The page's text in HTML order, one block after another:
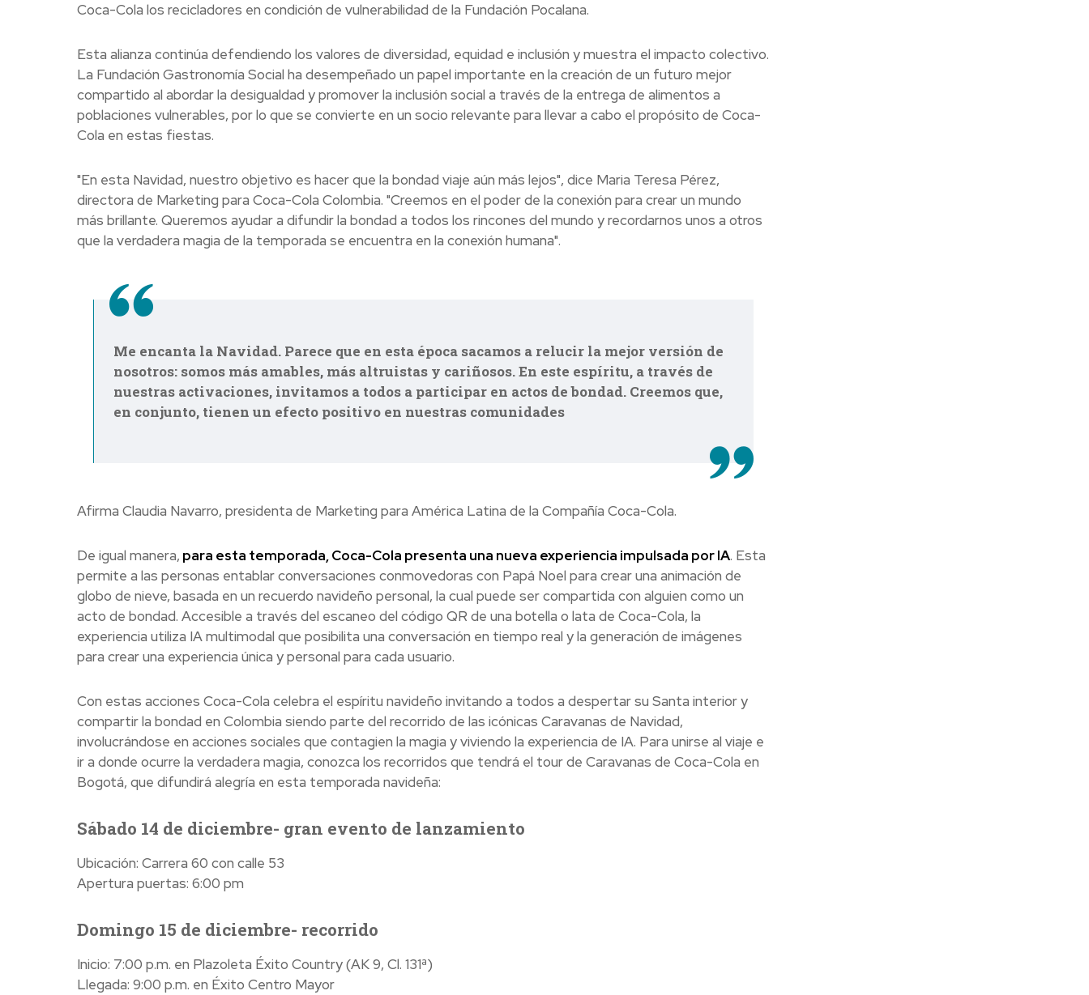
Coca-Cola los recicladores en condición de vulnerabilidad de la Fundación Pocalana.
Esta alianza continúa defendiendo los valores de diversidad, equidad e inclusión y muestra el impacto colectivo.
La Fundación Gastronomía Social ha desempeñado un papel importante en la creación de un futuro mejor
compartido al abordar la desigualdad y promover la inclusión social a través de la entrega de alimentos a
poblaciones vulnerables, por lo que se convierte en un socio relevante para llevar a cabo el propósito de Coca-
Cola en estas fiestas.
"En esta Navidad, nuestro objetivo es hacer que la bondad viaje aún más lejos", dice Maria Teresa Pérez,
directora de Marketing para Coca-Cola Colombia. "Creemos en el poder de la conexión para crear un mundo
más brillante. Queremos ayudar a difundir la bondad a todos los rincones del mundo y recordarnos unos a otros
que la verdadera magia de la temporada se encuentra en la conexión humana".
Me encanta la Navidad. Parece que en esta época sacamos a relucir la mejor versión de
nosotros: somos más amables, más altruistas y cariñosos. En este espíritu, a través de
nuestras activaciones, invitamos a todos a participar en actos de bondad. Creemos que,
en conjunto, tienen un efecto positivo en nuestras comunidades
Afirma Claudia Navarro, presidenta de Marketing para América Latina de la Compañía Coca-Cola.
De igual manera, para esta temporada, Coca-Cola presenta una nueva experiencia impulsada por IA. Esta
permite a las personas entablar conversaciones conmovedoras con Papá Noel para crear una animación de
globo de nieve, basada en un recuerdo navideño personal, la cual puede ser compartida con alguien como un
acto de bondad. Accesible a través del escaneo del código QR de una botella o lata de Coca-Cola, la
experiencia utiliza IA multimodal que posibilita una conversación en tiempo real y la generación de imágenes
para crear una experiencia única y personal para cada usuario.
Con estas acciones Coca-Cola celebra el espíritu navideño invitando a todos a despertar su Santa interior y
compartir la bondad en Colombia siendo parte del recorrido de las icónicas Caravanas de Navidad,
involucrándose en acciones sociales que contagien la magia y viviendo la experiencia de IA. Para unirse al viaje e
ir a donde ocurre la verdadera magia, conozca los recorridos que tendrá el tour de Caravanas de Coca-Cola en
Bogotá, que difundirá alegría en esta temporada navideña:
Sábado 14 de diciembre- gran evento de lanzamiento
Ubicación: Carrera 60 con calle 53
Apertura puertas: 6:00 pm
Domingo 15 de diciembre- recorrido
Inicio: 7:00 p.m. en Plazoleta Éxito Country (AK 9, Cl. 131ª)
Llegada: 9:00 p.m. en Éxito Centro Mayor